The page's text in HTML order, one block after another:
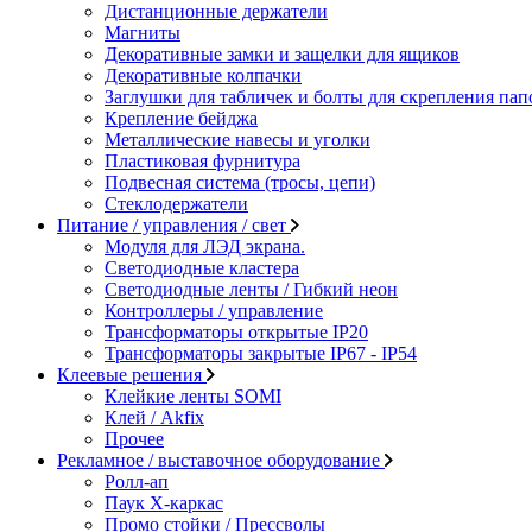
Дистанционные держатели
Магниты
Декоративные замки и защелки для ящиков
Декоративные колпачки
Заглушки для табличек и болты для скрепления
Крепление бейджа
Металлические навесы и уголки
Пластиковая фурнитура
Подвесная система (тросы, цепи)
Стеклодержатели
Питание / управления / свет
Модуля для ЛЭД экрана.
Светодиодные кластера
Светодиодные ленты / Гибкий неон
Контроллеры / управление
Трансформаторы открытые IP20
Трансформаторы закрытые IP67 - IP54
Клеевые решения
Клейкие ленты SOMI
Клей / Akfix
Прочее
Рекламное / выставочное оборудование
Ролл-ап
Паук X-каркас
Промо стойки / Прессволы